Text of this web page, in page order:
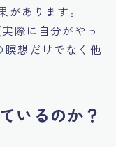
があります。
際に自分がやっ
瞑想だけでなく他
いるのか？